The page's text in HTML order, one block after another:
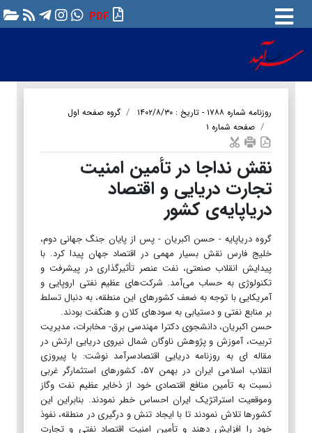
PDF
روزنامه شماره ۱۷۸۸ - تاریخ : ۱۴۰۲/۸/۳۰
گروه صفحه اول
صفحه شماره ۱
نقش نداجا در تأمین امنیت
تجارت دریایی و اقتصاد
دریاپایه‌ی کشور
گروه دریاپایه - حسن اکبریان - پس از پایان جنگ جهانی دوم،
خلیج فارس نقش بسیار مهمی در اقتصاد جهان پیدا کرد. با
پیدایش انقلاب صنعتی، نفت عنصر تأثیرگذاری در پیشرفت و
تکنولوژی به حساب می‌آمد. شرکت‌های عظیم نفتی اروپایی و
آمریکایی با توجه به ضعف کشورهای این منطقه، به دنبال تسلط
بر منابع نفتی و دستیابی به سودهای کلان و هنگفت بودند.
حسن اکبریان، دانشجوی دکترا مهندسی برق- مخابرات، مدیریت
تربیت، آموزش و پژوهش ناوگان شمال نیروی دریایی ارتش در
مقاله ای به روزنامه دریایی اقتصادسرآمد نوشت: با پیروزی
انقلاب اسلامی ایران در بهمن ۵۷، کشورهای استثمارگر غربی
نسبت به تأمین منافع اقتصادی خود از ذخایر عظیم نفت وگاز
وموقعیت استراتژیک ایران احساس خطر نمودند. بنابراین این
کشورها تلاش نمودند تا با ایجاد تنش و درگیری در منطقه، نفوذ
خود را افزایش دهند و تأمین امنیت اقتصاد نفتی و تجارت